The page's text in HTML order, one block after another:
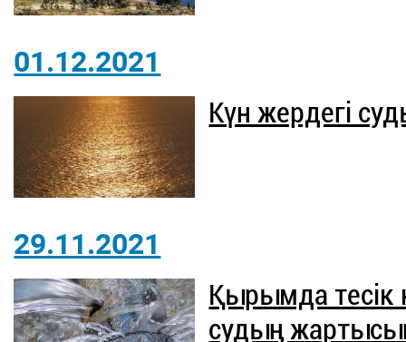
01.12.2021
Күн жердегі
29.11.2021
Қырымда
судың